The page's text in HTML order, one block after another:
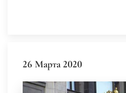
26 Марта 2020